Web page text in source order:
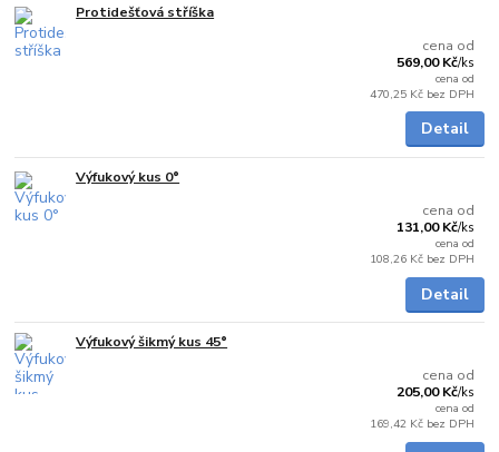
Protidešťová stříška
cena od
569,00 Kč/ks
cena od
470,25 Kč bez DPH
Detail
Výfukový kus 0°
cena od
131,00 Kč/ks
cena od
108,26 Kč bez DPH
Detail
Výfukový šikmý kus 45°
cena od
205,00 Kč/ks
cena od
169,42 Kč bez DPH